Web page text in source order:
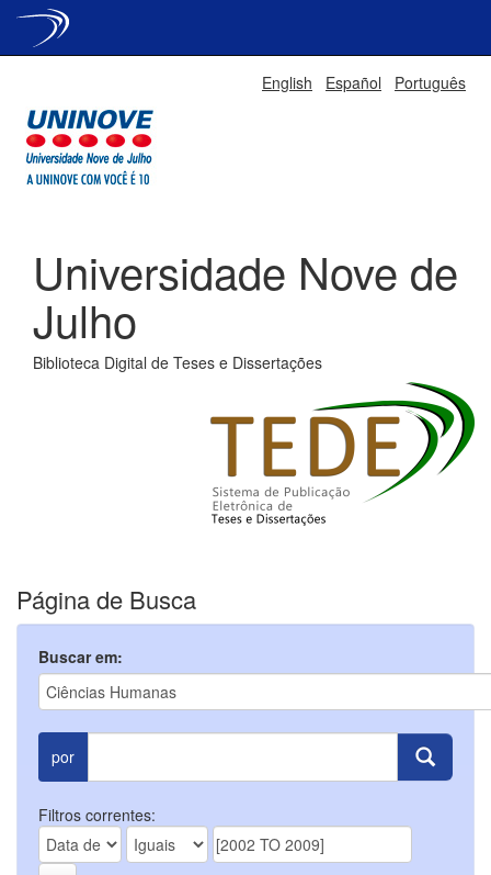
English Español Português
Universidade Nove de
Julho
Biblioteca Digital de Teses e Dissertações
Página de Busca
Buscar em:
por
Filtros correntes: